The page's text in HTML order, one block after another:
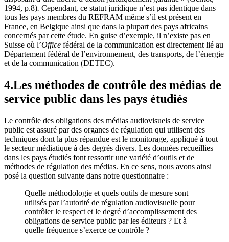
1994, p.8). Cependant, ce statut juridique n’est pas identique dans
tous les pays membres du REFRAM même s’il est présent en
France, en Belgique ainsi que dans la plupart des pays africains
concernés par cette étude. En guise d’exemple, il n’existe pas en
Suisse où l’Office fédéral de la communication est directement lié au
Département fédéral de l’environnement, des transports, de l’énergie
et de la communication (DETEC).
4.Les méthodes de contrôle des médias de
service public dans les pays étudiés
Le contrôle des obligations des médias audiovisuels de service
public est assuré par des organes de régulation qui utilisent des
techniques dont la plus répandue est le monitorage, appliqué à tout
le secteur médiatique à des degrés divers. Les données recueillies
dans les pays étudiés font ressortir une variété d’outils et de
méthodes de régulation des médias. En ce sens, nous avons ainsi
posé la question suivante dans notre questionnaire :
Quelle méthodologie et quels outils de mesure sont
utilisés par l’autorité de régulation audiovisuelle pour
contrôler le respect et le degré d’accomplissement des
obligations de service public par les éditeurs ? Et à
quelle fréquence s’exerce ce contrôle ?